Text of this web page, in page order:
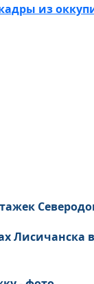
из
Лисичанска